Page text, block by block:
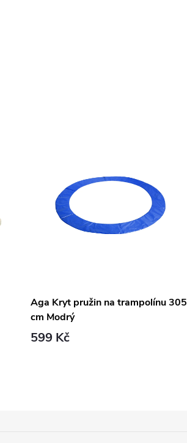
Aga Kryt pružin na trampolínu 305
cm Modrý
599 Kč